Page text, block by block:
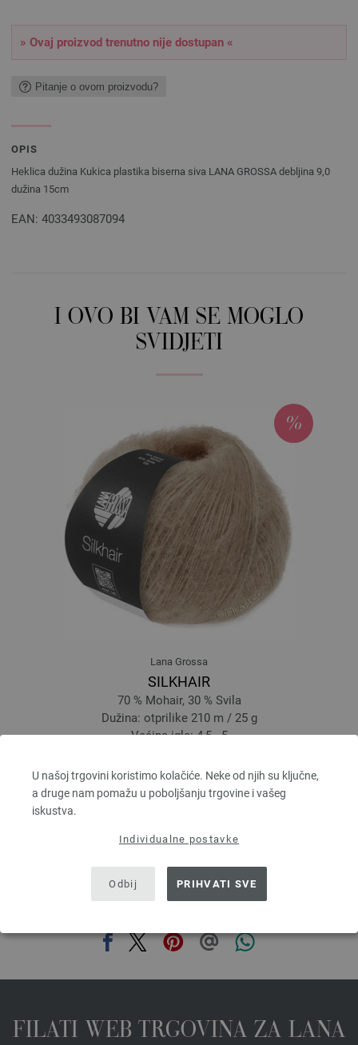
U našoj trgovini koristimo kolačiće. Neke od njih su ključne,
a druge nam pomažu u poboljšanju trgovine i vašeg
iskustva.
Individualne postavke
Odbij PRIHVATI SVE
» Ovaj proizvod trenutno nije dostupan «
Pitanje o ovom proizvodu?
OPIS
Heklica dužina Kukica plastika biserna siva LANA GROSSA debljina 9,0
dužina 15cm
EAN: 4033493087094
I OVO BI VAM SE MOGLO
SVIDJETI
Lana Grossa
SILKHAIR
70 % Mohair, 30 % Svila
Dužina: otprilike 210 m / 25 g
Većina igle: 4,5 - 5
7,76 $ - 9,77 $
bez PDV-a, dodatno troškovi za dostavu, Osnovna cijena: 265,60 € - 334,40 €
FILATI WEB TRGOVINA ZA LANA